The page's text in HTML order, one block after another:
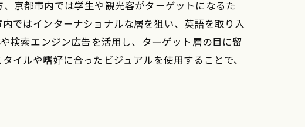
京都市内では学生や観光客がターゲットになるた
ではインターナショナルな層を狙い、英語を取り入
検索エンジン広告を活用し、ターゲット層の目に留
イルや嗜好に合ったビジュアルを使用することで、